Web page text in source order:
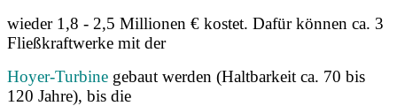
wieder 1,8 - 2,5 Millionen € kostet. Dafür können ca. 3
Fließkraftwerke mit der
Hoyer-Turbine gebaut werden (Haltbarkeit ca. 70 bis
120 Jahre), bis die